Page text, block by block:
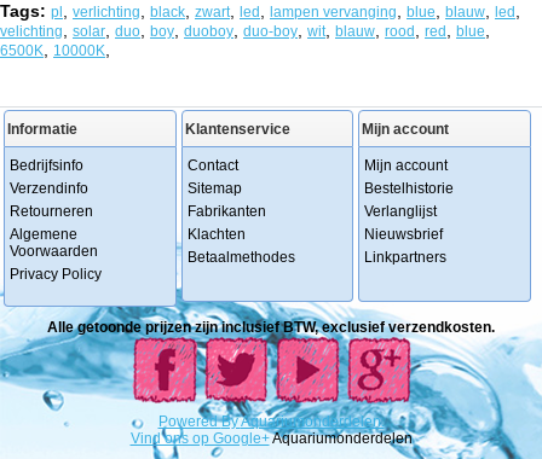
Tags: pl verlichting black zwart led lampen vervanging blue blauw led
velichting solar duo boy duoboy duo-boy wit blauw rood red blue
6500K 10000K
Informatie
Bedrijfsinfo
Verzendinfo
Retourneren
Algemene
Voorwaarden
Privacy Policy
Klantenservice
Contact
Sitemap
Fabrikanten
Klachten
Betaalmethodes
Mijn account
Mijn account
Bestelhistorie
Verlanglijst
Nieuwsbrief
Linkpartners
Alle getoonde prijzen zijn inclusief BTW, exclusief verzendkosten.
PoweredByAquariumonderdelen.
Vind ons op Google+Aquariumonderdelen